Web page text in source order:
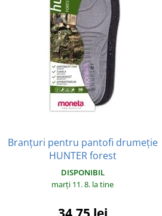
Branțuri pentru pantofi drumeție
HUNTER forest
DISPONIBIL
marți 11. 8. la tine